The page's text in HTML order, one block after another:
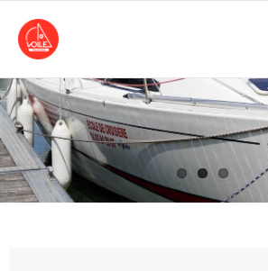
content